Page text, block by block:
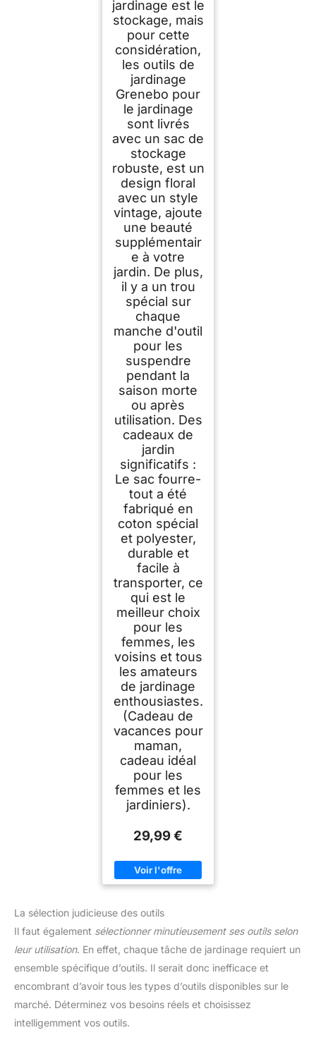
jardinage est le
stockage, mais
pour cette
considération,
les outils de
jardinage
Grenebo pour
le jardinage
sont livrés
avec un sac de
stockage
robuste, est un
design floral
avec un style
vintage, ajoute
une beauté
supplémentair
e à votre
jardin. De plus,
il y a un trou
spécial sur
chaque
manche d'outil
pour les
suspendre
pendant la
saison morte
ou après
utilisation. Des
cadeaux de
jardin
significatifs :
Le sac fourre-
tout a été
fabriqué en
coton spécial
et polyester,
durable et
facile à
transporter, ce
qui est le
meilleur choix
pour les
femmes, les
voisins et tous
les amateurs
de jardinage
enthousiastes.
(Cadeau de
vacances pour
maman,
cadeau idéal
pour les
femmes et les
jardiniers).
29,99 €
La sélection judicieuse des outils
Il faut également sélectionner minutieusement ses outils selon
leur utilisation. En effet, chaque tâche de jardinage requiert un
ensemble spécifique d’outils. Il serait donc inefficace et
encombrant d’avoir tous les types d’outils disponibles sur le
marché. Déterminez vos besoins réels et choisissez
intelligemment vos outils.